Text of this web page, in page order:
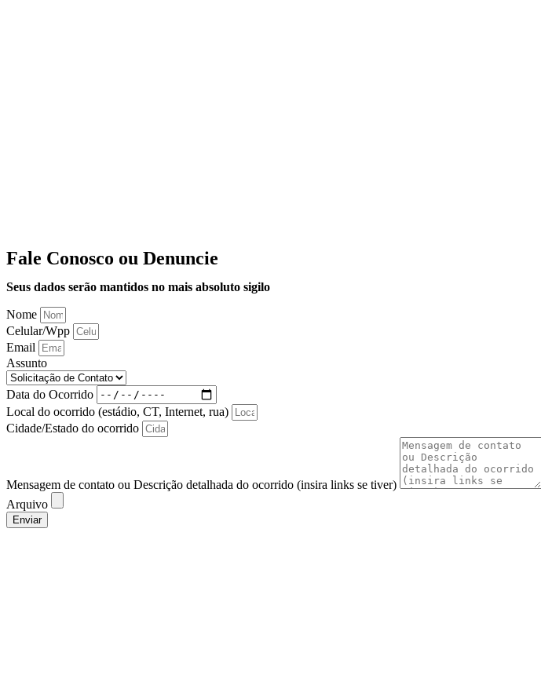
Fale Conosco ou Denuncie
Seus dados serão mantidos no mais absoluto sigilo
Nome
Celular/Wpp
Email
Assunto
Data do Ocorrido
Local do ocorrido (estádio, CT, Internet, rua)
Cidade/Estado do ocorrido
Mensagem de contato ou Descrição detalhada do ocorrido (insira links se tiver)
Arquivo
Enviar